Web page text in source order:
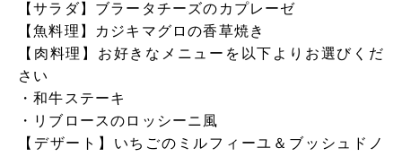
【サラダ】ブラータチーズのカプレーゼ
【魚料理】カジキマグロの香草焼き
【肉料理】お好きなメニューを以下よりお選びくだ
さい
・和牛ステーキ
・リブロースのロッシーニ風
【デザート】いちごのミルフィーユ＆ブッシュドノ